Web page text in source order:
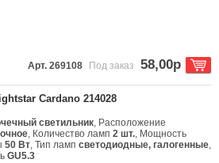
Арт. 269108 Под заказ 58,00р
Cardano 214028
светильник, Расположение
, Количество ламп2 шт., Мощность
50 Вт, Тип лампсветодиодные, галогенные,
GU5.3